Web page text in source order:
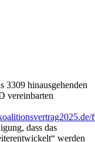
3309 hinausgehenden
vereinbarten
dass das
werden